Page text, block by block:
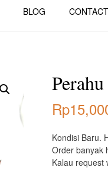
BLOG CONTACT
Rp
Kondisi Baru.
Order banyak
Kalau request